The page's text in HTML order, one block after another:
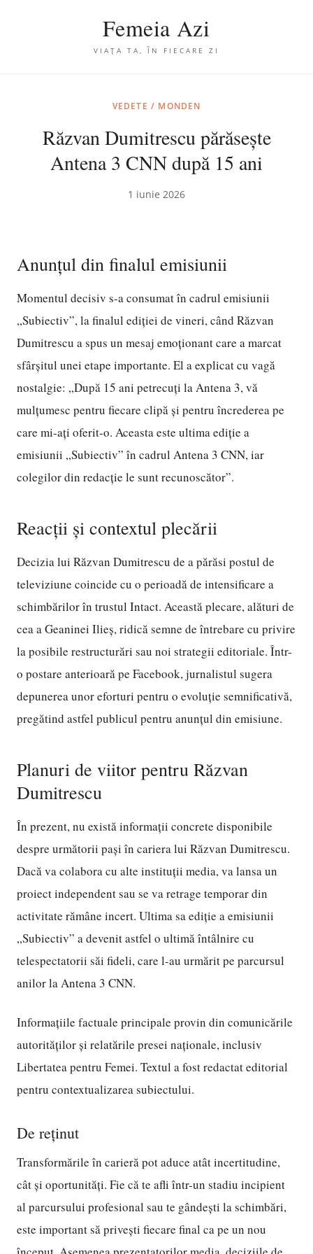
Femeia Azi
VIAȚA TA, ÎN FIECARE ZI
VEDETE / MONDEN
Răzvan Dumitrescu părăsește
Antena 3 CNN după 15 ani
1 iunie 2026
Anunțul din finalul emisiunii
Momentul decisiv s-a consumat în cadrul emisiunii
„Subiectiv”, la finalul ediției de vineri, când Răzvan
Dumitrescu a spus un mesaj emoționant care a marcat
sfârșitul unei etape importante. El a explicat cu vagă
nostalgie: „După 15 ani petrecuți la Antena 3, vă
mulțumesc pentru fiecare clipă și pentru încrederea pe
care mi-ați oferit-o. Aceasta este ultima ediție a
emisiunii „Subiectiv” în cadrul Antena 3 CNN, iar
colegilor din redacție le sunt recunoscător”.
Reacții și contextul plecării
Decizia lui Răzvan Dumitrescu de a părăsi postul de
televiziune coincide cu o perioadă de intensificare a
schimbărilor în trustul Intact. Această plecare, alături de
cea a Geaninei Ilieș, ridică semne de întrebare cu privire
la posibile restructurări sau noi strategii editoriale. Într-
o postare anterioară pe Facebook, jurnalistul sugera
depunerea unor eforturi pentru o evoluție semnificativă,
pregătind astfel publicul pentru anunțul din emisiune.
Planuri de viitor pentru Răzvan
Dumitrescu
În prezent, nu există informații concrete disponibile
despre următorii pași în cariera lui Răzvan Dumitrescu.
Dacă va colabora cu alte instituții media, va lansa un
proiect independent sau se va retrage temporar din
activitate rămâne incert. Ultima sa ediție a emisiunii
„Subiectiv” a devenit astfel o ultimă întâlnire cu
telespectatorii săi fideli, care l-au urmărit pe parcursul
anilor la Antena 3 CNN.
Informațiile factuale principale provin din comunicările
autorităților și relatările presei naționale, inclusiv
Libertatea pentru Femei. Textul a fost redactat editorial
pentru contextualizarea subiectului.
De reținut
Transformările în carieră pot aduce atât incertitudine,
cât și oportunități. Fie că te afli într-un stadiu incipient
al parcursului profesional sau te gândești la schimbări,
este important să privești fiecare final ca pe un nou